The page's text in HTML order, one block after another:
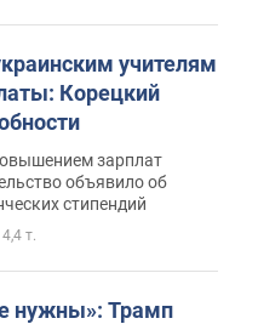
учителям
Корецкий
зарплат
объявило об
стипендий
4,4 т.
нужны»: Трамп